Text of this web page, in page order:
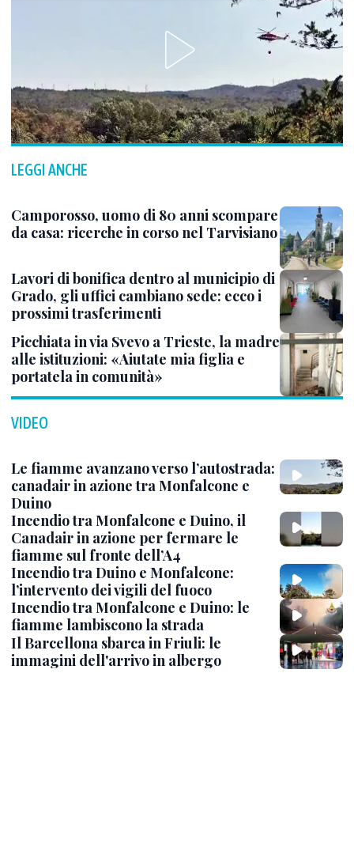
LEGGI ANCHE
Camporosso, uomo di 80 anni scompare
da casa: ricerche in corso nel Tarvisiano
Lavori di bonifica dentro al municipio di
Grado, gli uffici cambiano sede: ecco i
prossimi trasferimenti
Picchiata in via Svevo a Trieste, la madre
alle istituzioni: «Aiutate mia figlia e
portatela in comunità»
VIDEO
Le fiamme avanzano verso l’autostrada:
canadair in azione tra Monfalcone e
Duino
Incendio tra Monfalcone e Duino, il
Canadair in azione per fermare le
fiamme sul fronte dell’A4
Incendio tra Duino e Monfalcone:
l’intervento dei vigili del fuoco
Incendio tra Monfalcone e Duino: le
fiamme lambiscono la strada
Il Barcellona sbarca in Friuli: le
immagini dell'arrivo in albergo